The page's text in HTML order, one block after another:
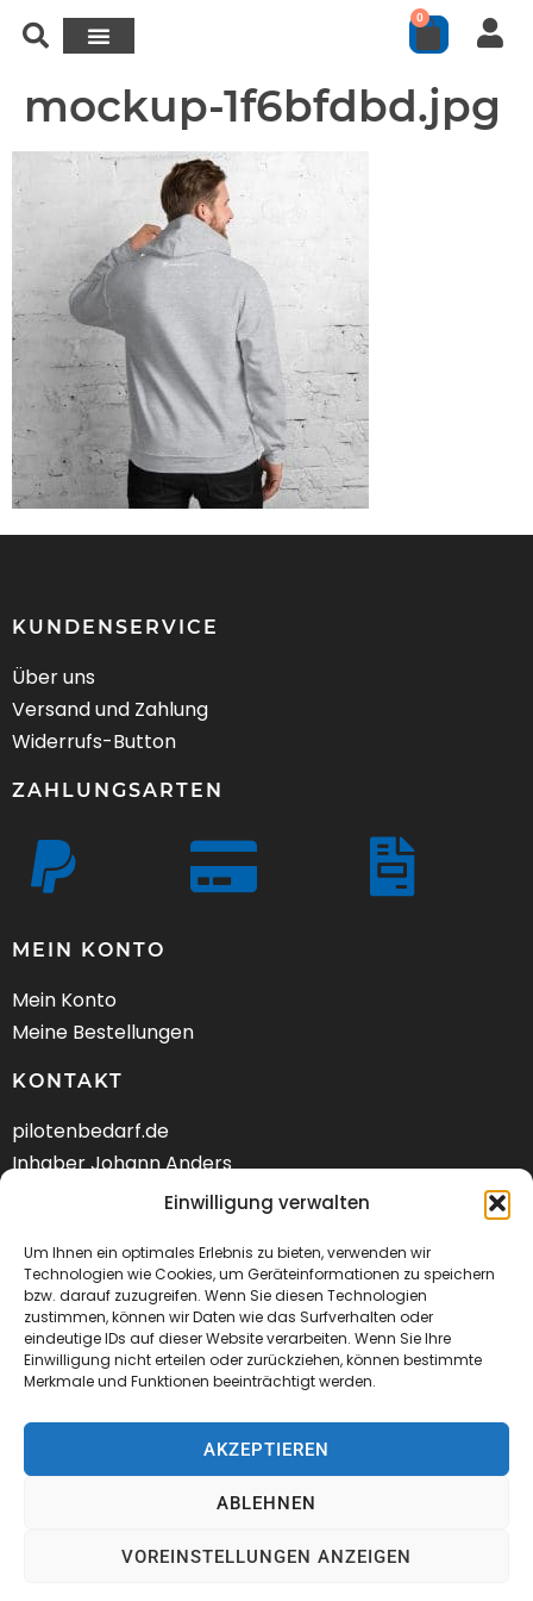
Einwilligung verwalten
Um Ihnen ein optimales Erlebnis zu bieten, verwenden wir
Technologien wie Cookies, um Geräteinformationen zu speichern
bzw. darauf zuzugreifen. Wenn Sie diesen Technologien
zustimmen, können wir Daten wie das Surfverhalten oder
eindeutige IDs auf dieser Website verarbeiten. Wenn Sie Ihre
Einwilligung nicht erteilen oder zurückziehen, können bestimmte
Merkmale und Funktionen beeinträchtigt werden.
AKZEPTIEREN
ABLEHNEN
VOREINSTELLUNGEN ANZEIGEN
0
mockup-1f6bfdbd.jpg
KUNDENSERVICE
Über uns
Versand und Zahlung
Widerrufs-Button
ZAHLUNGSARTEN
MEIN KONTO
Mein Konto
Meine Bestellungen
KONTAKT
pilotenbedarf.de
Inhaber Johann Anders
Am Schwarzen Berg 58
Tel.: +49 (04141) 9288240
Mail:kontakt@pilotenbedarf.de
© 2026 Pilotenbedarf.de